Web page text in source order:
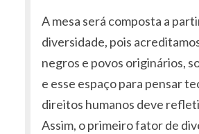
A mesa será composta a
diversidade, pois
negros e povos originários,
e esse espaço para pensar
direitos humanos deve
Assim, o primeiro fator de